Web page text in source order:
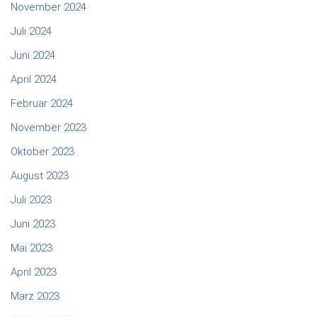
November 2024
Juli 2024
Juni 2024
April 2024
Februar 2024
November 2023
Oktober 2023
August 2023
Juli 2023
Juni 2023
Mai 2023
April 2023
März 2023